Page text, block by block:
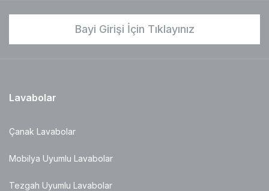
Bayi Girişi İçin Tıklayınız
Lavabolar
Çanak Lavabolar
Mobilya Uyumlu Lavabolar
Tezgah Uyumlu Lavabolar